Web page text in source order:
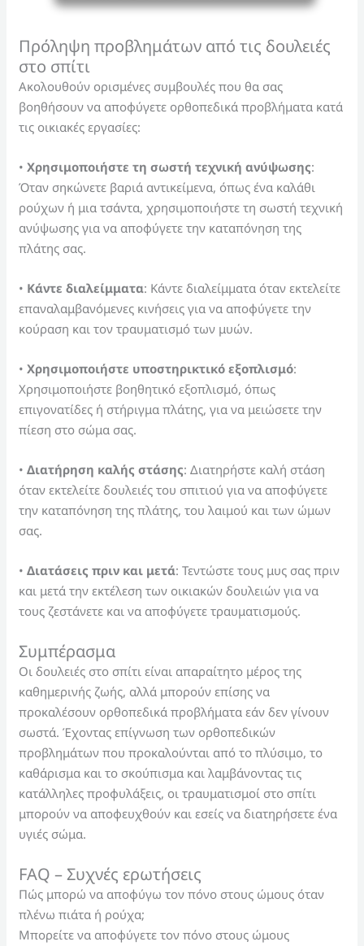
Πρόληψη προβλημάτων από τις δουλειές
στο σπίτι
Ακολουθούν ορισμένες συμβουλές που θα σας
βοηθήσουν να αποφύγετε ορθοπεδικά προβλήματα κατά
τις οικιακές εργασίες:
•Χρησιμοποιήστε τη σωστή τεχνική ανύψωσης:
Όταν σηκώνετε βαριά αντικείμενα, όπως ένα καλάθι
ρούχων ή μια τσάντα, χρησιμοποιήστε τη σωστή τεχνική
ανύψωσης για να αποφύγετε την καταπόνηση της
πλάτης σας.
• Κάντε διαλείμματα: Κάντε διαλείμματα όταν εκτελείτε
επαναλαμβανόμενες κινήσεις για να αποφύγετε την
κούραση και τον τραυματισμό των μυών.
•Χρησιμοποιήστε υποστηρικτικό εξοπλισμό:
Χρησιμοποιήστε βοηθητικό εξοπλισμό, όπως
επιγονατίδες ή στήριγμα πλάτης, για να μειώσετε την
πίεση στο σώμα σας.
•Διατήρηση καλής στάσης: Διατηρήστε καλή στάση
όταν εκτελείτε δουλειές του σπιτιού για να αποφύγετε
την καταπόνηση της πλάτης, του λαιμού και των ώμων
σας.
•Διατάσεις πριν και μετά: Τεντώστε τους μυς σας πριν
και μετά την εκτέλεση των οικιακών δουλειών για να
τους ζεστάνετε και να αποφύγετε τραυματισμούς.
Συμπέρασμα
Οι δουλειές στο σπίτι είναι απαραίτητο μέρος της
καθημερινής ζωής, αλλά μπορούν επίσης να
προκαλέσουν ορθοπεδικά προβλήματα εάν δεν γίνουν
σωστά. Έχοντας επίγνωση των ορθοπεδικών
προβλημάτων που προκαλούνται από το πλύσιμο, το
καθάρισμα και το σκούπισμα και λαμβάνοντας τις
κατάλληλες προφυλάξεις, οι τραυματισμοί στο σπίτι
μπορούν να αποφευχθούν και εσείς να διατηρήσετε ένα
υγιές σώμα.
FAQ – Συχνές ερωτήσεις
Πώς μπορώ να αποφύγω τον πόνο στους ώμους όταν
πλένω πιάτα ή ρούχα;
Μπορείτε να αποφύγετε τον πόνο στους ώμους